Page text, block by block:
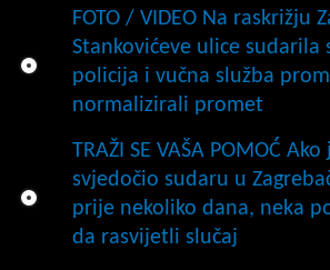
FOTO / VIDEO Na raskrižju
Stankovićeve ulice sudarila
policija i vučna služba
normalizirali promet
TRAŽI SE VAŠA POMOĆ
svjedočio sudaru u
prije nekoliko dana, neka
da rasvijetli slučaj